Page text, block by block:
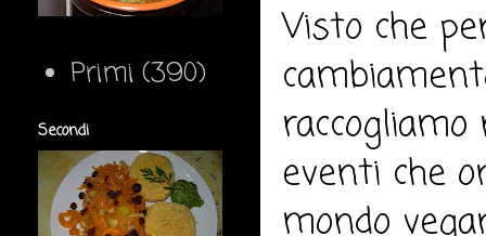
Visto che
eventi che
mondo
Primi (390)
Secondi